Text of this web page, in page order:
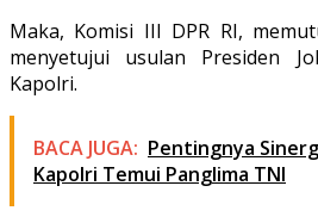
Maka, Komisi III DPR RI,
menyetujui usulan Presiden
Kapolri.
BACA JUGA: Pentingnya
Kapolri Temui Panglima TNI